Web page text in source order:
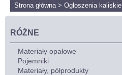
Strona główna> Ogłoszenia kaliskie
RÓŻNE
Materiały opałowe
Pojemniki
Materiały, półprodukty